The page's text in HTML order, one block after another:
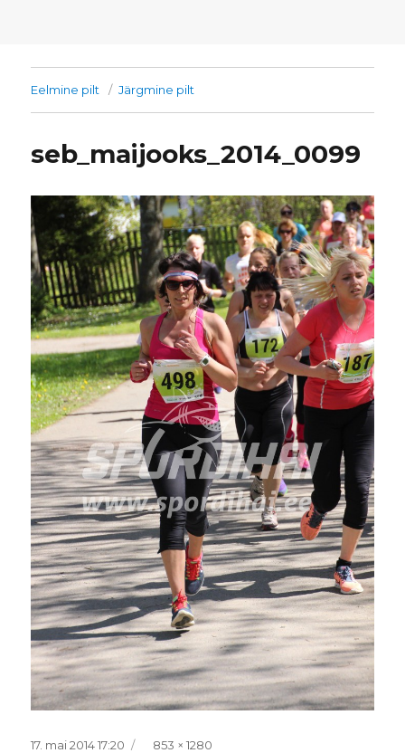
Eelmine pilt Järgmine pilt
seb_maijooks_2014_0099
Postitatud
17. mai 2014 17:20 Täissuurus
853 × 1280